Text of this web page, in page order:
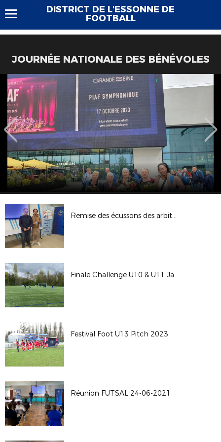
DISTRICT DE L'ESSONNE DE
FOOTBALL
JOURNÉE NATIONALE DES BÉNÉVOLES
Remise des écussons des arbitres 2023
Finale Challenge U10 & U11 Jacky Vivien
Festival Foot U13 Pitch 2023
Réunion FUTSAL 24-06-2021